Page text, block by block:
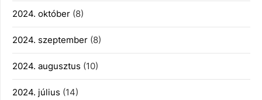
2024. október (8)
2024. szeptember (8)
2024. augusztus (10)
2024. július (14)